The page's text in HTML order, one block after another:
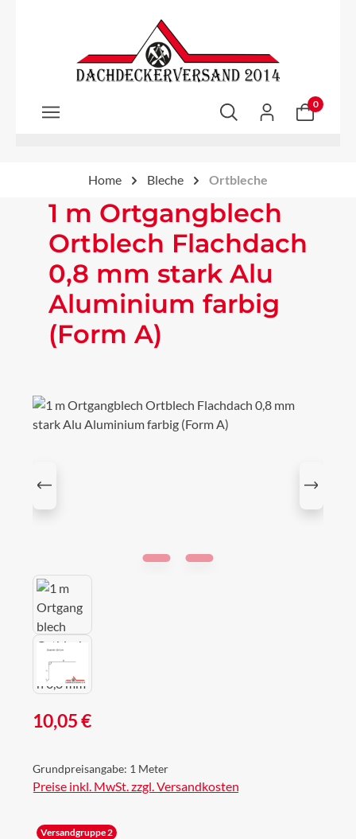
Zum Hauptinhalt springen
0
Home Bleche Ortbleche
1 m Ortgangblech
Ortblech Flachdach
0,8 mm stark Alu
Aluminium farbig
(Form A)
Bildergalerie überspringen
Regulärer Preis:
10,05 €
Grundpreisangabe: 1 Meter
Preise inkl. MwSt. zzgl. Versandkosten
Versandgruppe 2